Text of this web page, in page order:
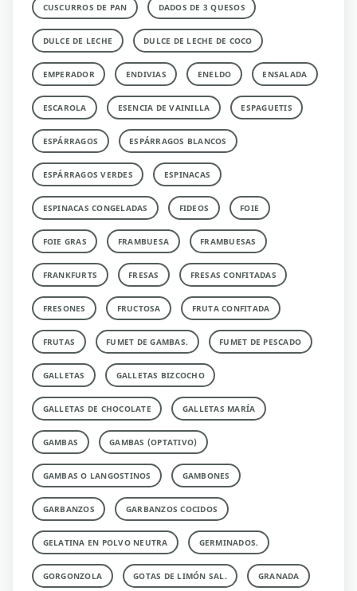
CUSCURROS DE PAN DADOS DE 3 QUESOS
DULCE DE LECHE DULCE DE LECHE DE COCO
EMPERADOR ENDIVIAS ENELDO ENSALADA
ESCAROLA ESENCIA DE VAINILLA ESPAGUETIS
ESPÁRRAGOS ESPÁRRAGOS BLANCOS
ESPÁRRAGOS VERDES ESPINACAS
ESPINACAS CONGELADAS FIDEOS FOIE
FOIE GRAS FRAMBUESA FRAMBUESAS
FRANKFURTS FRESAS FRESAS CONFITADAS
FRESONES FRUCTOSA FRUTA CONFITADA
FRUTAS FUMET DE GAMBAS. FUMET DE PESCADO
GALLETAS GALLETAS BIZCOCHO
GALLETAS DE CHOCOLATE GALLETAS MARÍA
GAMBAS GAMBAS (OPTATIVO)
GAMBAS O LANGOSTINOS GAMBONES
GARBANZOS GARBANZOS COCIDOS
GELATINA EN POLVO NEUTRA GERMINADOS.
GORGONZOLA GOTAS DE LIMÓN SAL. GRANADA